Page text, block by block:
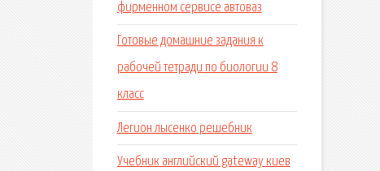
фирменном сервисе автоваз
Готовые домашние задания к
рабочей тетради по биологии 8
класс
Легион лысенко решебник
Учебник английский gateway киев